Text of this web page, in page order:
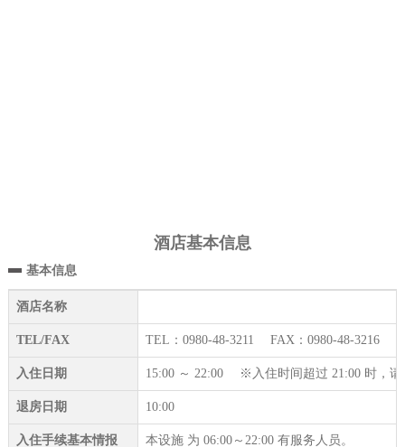
酒店基本信息
基本信息
酒店名称
TEL/FAX TEL：0980-48-3211 FAX：0980-48-3216
入住日期 15:00 ～ 22:00 ※入住时间超过 21:00 时，请
退房日期 10:00
入住手续基本情报 本设施 为 06:00～22:00 有服务人员。